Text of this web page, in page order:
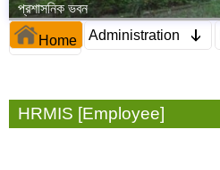
প্রশাসনিক ভবন
Home Administration
HRMIS [Employee]